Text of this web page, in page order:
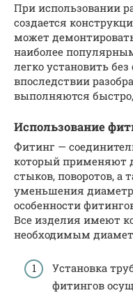
При использовании
создается
может
наиболее
легко установить
впоследствии
выполняются
Использование
Фитинг —
который применяют
стыков, поворотов, а
уменьшения
особенности
Все изделия имеют
необходимым
Установка
фитингов